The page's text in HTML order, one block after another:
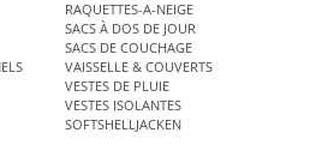
RAQUETTES-A-NEIGE
SACS À DOS DE JOUR
SACS DE COUCHAGE
VAISSELLE & COUVERTS
VESTES DE PLUIE
VESTES ISOLANTES
SOFTSHELLJACKEN